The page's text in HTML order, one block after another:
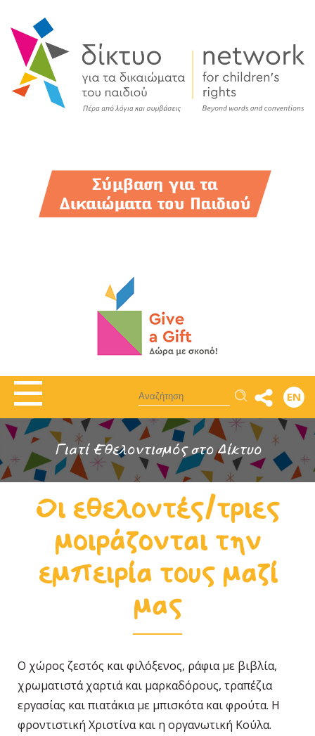
Αναζήτηση EN
Γιατί Εθελοντισμός στο Δίκτυο
Οι εθελοντές/τριες
μοιράζονται την
εμπειρία τους μαζί
μας
Ο χώρος ζεστός και φιλόξενος, ράφια με βιβλία,
χρωματιστά χαρτιά και μαρκαδόρους, τραπέζια
εργασίας και πιατάκια με μπισκότα και φρούτα. Η
φροντιστική Χριστίνα και η οργανωτική Κούλα.